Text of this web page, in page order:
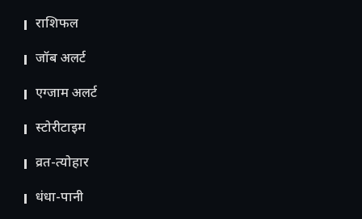
राशिफल
जॉब अलर्ट
एग्जाम अलर्ट
स्टोरीटाइम
व्रत-त्योहार
धंधा-पानी